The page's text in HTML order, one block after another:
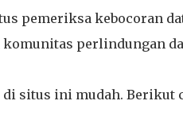
pemeriksa kebocoran
perlindungan
situs ini mudah. Berikut